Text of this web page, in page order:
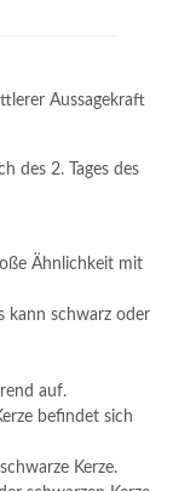
Aussagekraft
des 2. Tages des
Ähnlichkeit mit
kann schwarz oder
auf.
befindet sich
Kerze.